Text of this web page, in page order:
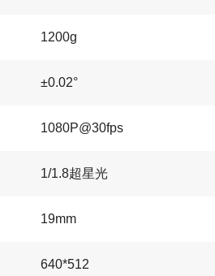
1200g
±0.02°
1080P@30fps
1/1.8超星光
19mm
640*512